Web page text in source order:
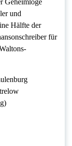
Geheimloge
und
Hälfte der
für